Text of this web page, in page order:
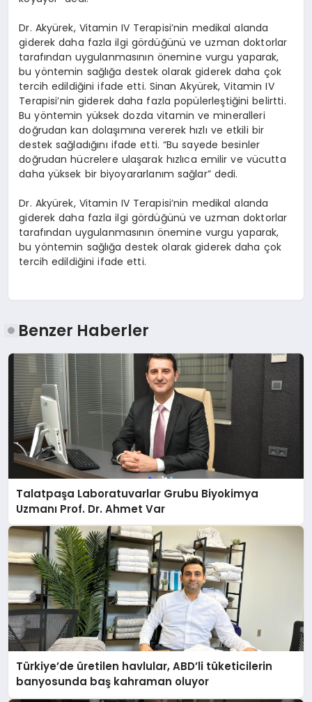
Dr. Akyürek, Vitamin IV Terapisi’nin medikal alanda
giderek daha fazla ilgi gördüğünü ve uzman doktorlar
tarafından uygulanmasının önemine vurgu yaparak,
bu yöntemin sağlığa destek olarak giderek daha çok
tercih edildiğini ifade etti. Sinan Akyürek, Vitamin IV
Terapisi’nin giderek daha fazla popülerleştiğini belirtti.
Bu yöntemin yüksek dozda vitamin ve mineralleri
doğrudan kan dolaşımına vererek hızlı ve etkili bir
destek sağladığını ifade etti. “Bu sayede besinler
doğrudan hücrelere ulaşarak hızlıca emilir ve vücutta
daha yüksek bir biyoyararlanım sağlar” dedi.
Dr. Akyürek, Vitamin IV Terapisi’nin medikal alanda
giderek daha fazla ilgi gördüğünü ve uzman doktorlar
tarafından uygulanmasının önemine vurgu yaparak,
bu yöntemin sağlığa destek olarak giderek daha çok
tercih edildiğini ifade etti.
Benzer Haberler
Talatpaşa Laboratuvarlar Grubu Biyokimya
Uzmanı Prof. Dr. Ahmet Var
Türkiye’de üretilen havlular, ABD’li tüketicilerin
banyosunda baş kahraman oluyor